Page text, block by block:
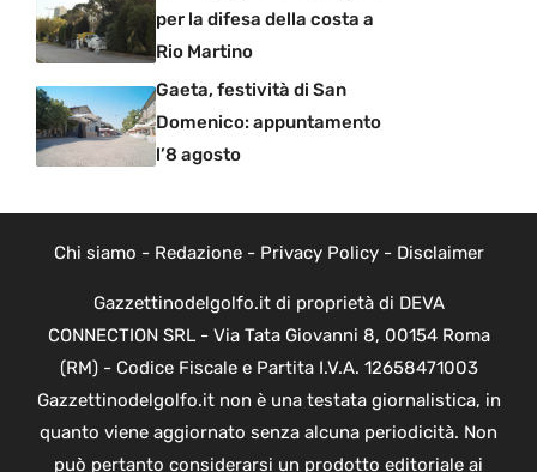
per la difesa della costa a
Rio Martino
Gaeta, festività di San
Domenico: appuntamento
l’8 agosto
Chi siamo - Redazione- Privacy Policy- Disclaimer
Gazzettinodelgolfo.it di proprietà di DEVA
CONNECTION SRL - Via Tata Giovanni 8, 00154 Roma
(RM) - Codice Fiscale e Partita I.V.A. 12658471003
Gazzettinodelgolfo.it non è una testata giornalistica, in
quanto viene aggiornato senza alcuna periodicità. Non
può pertanto considerarsi un prodotto editoriale ai